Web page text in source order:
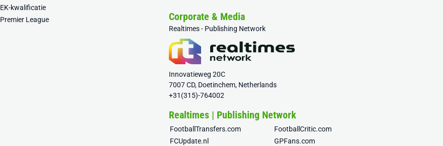
EK-kwalificatie
Premier League
Corporate & Media
Realtimes - Publishing Network
Innovatieweg 20C
7007 CD, Doetinchem, Netherlands
+31(315)-764002
Realtimes | Publishing Network
FootballTransfers.com
FootballCritic.com
FCUpdate.nl
GPFans.com